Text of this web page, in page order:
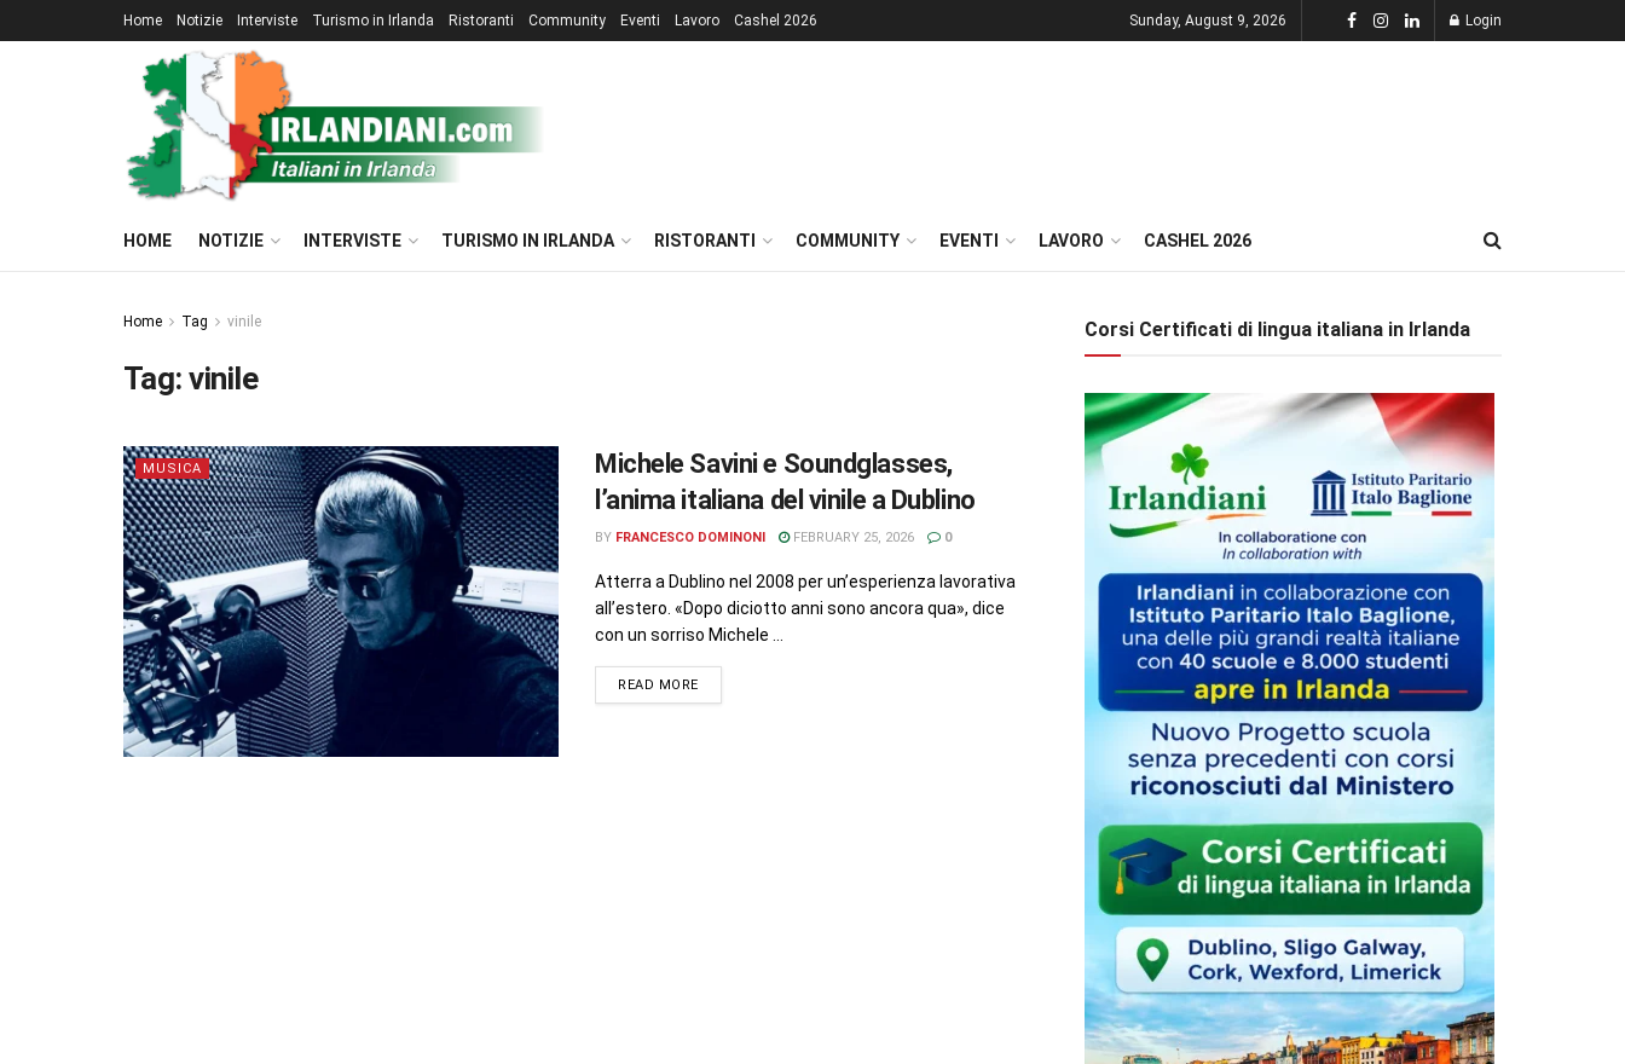
Home Notizie Interviste Turismo in Irlanda Ristoranti Community Eventi Lavoro Cashel 2026 Sunday, August 9, 2026 Login
HOME NOTIZIE INTERVISTE TURISMO IN IRLANDA RISTORANTI COMMUNITY EVENTI LAVORO CASHEL 2026
Home Tag vinile
Tag:vinile
MUSICA
Michele Savini e Soundglasses,
l’anima italiana del vinile a Dublino
BY FRANCESCO DOMINONI FEBRUARY 25, 2026 0
Atterra a Dublino nel 2008 per un’esperienza lavorativa
all’estero. «Dopo diciotto anni sono ancora qua», dice
con un sorriso Michele ...
READ MORE
Corsi Certificati di lingua italiana in Irlanda